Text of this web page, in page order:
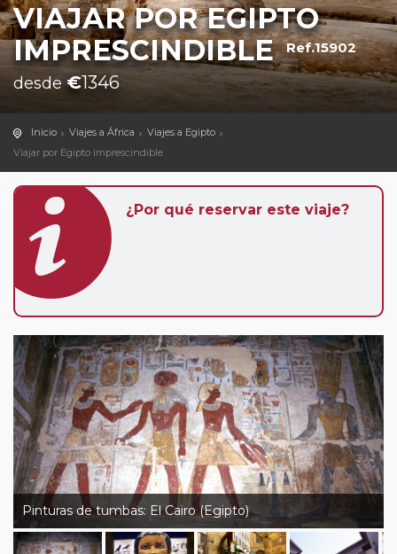
VIAJAR POR EGIPTO
IMPRESCINDIBLE Ref.15902
desde€1346
Inicio Viajes a África
Viajes a Egipto
Viajar por Egipto imprescindible
¿Por qué reservar este viaje?
Pinturas de tumbas: El Cairo (Egipto)